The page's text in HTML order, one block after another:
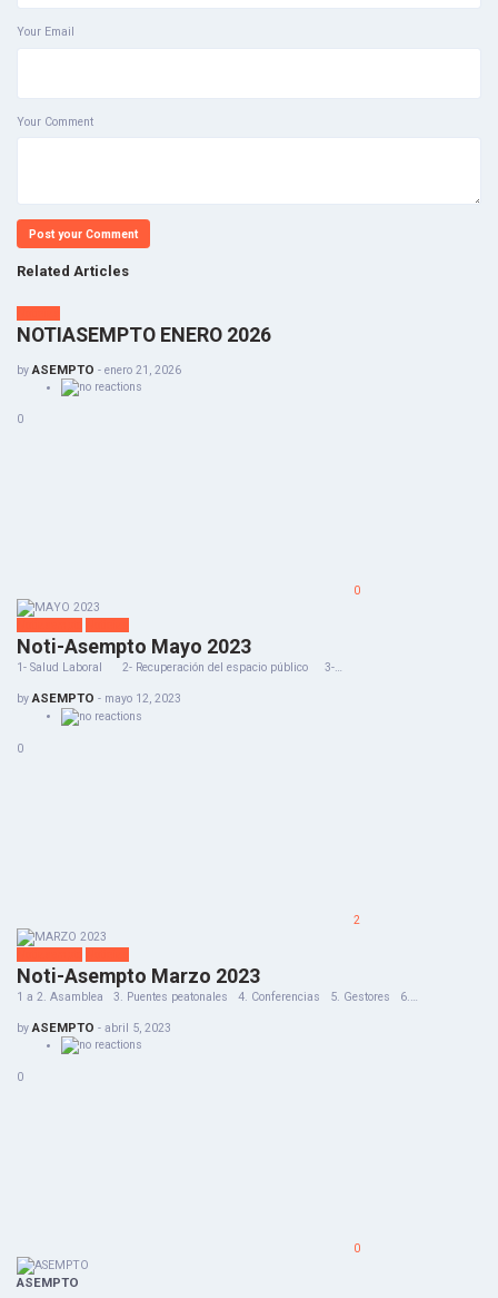
Your Email
Your Comment
Post your Comment
Related Articles
NOTIASEMPTO ENERO 2026
byASEMPTO - enero 21, 2026
0
0
Noti-Asempto Mayo 2023
1- Salud Laboral 2- Recuperación del espacio público 3-…
byASEMPTO - mayo 12, 2023
0
2
Noti-Asempto Marzo 2023
1 a 2. Asamblea 3. Puentes peatonales 4. Conferencias 5. Gestores 6.…
byASEMPTO - abril 5, 2023
0
0
ASEMPTO